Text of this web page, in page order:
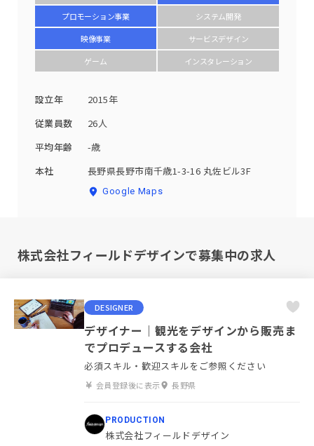
プロモーション事業
システム開発
映像事業
サービスデザイン
ゲーム
インスタレーション
設立年
2015年
従業員数
26人
平均年齢
-歳
本社
長野県長野市南千歳1-3-16 丸佐ビル3F
Google Maps
株式会社フィールドデザインで募集中の求人
DESIGNER
デザイナー｜観光をデザインから販売ま
でプロデュースする会社
必須スキル・歓迎スキルをご参照ください
会員登録後に表示 長野県
PRODUCTION
株式会社フィールドデザイン